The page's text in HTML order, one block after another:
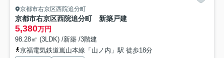
京都市右京区西院追分町
京都市右京区西院追分町 新築戸建
5,380万円
98.28㎡ (3LDK) /新築 /3階建
京福電気鉄道嵐山本線「山ノ内」駅 徒歩18分